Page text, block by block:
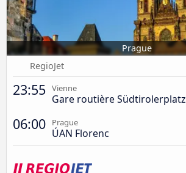
Prague
RegioJet
23:55 Vienne
Gare routière Südtirolerplatz
06:00 Prague
ÚAN Florenc